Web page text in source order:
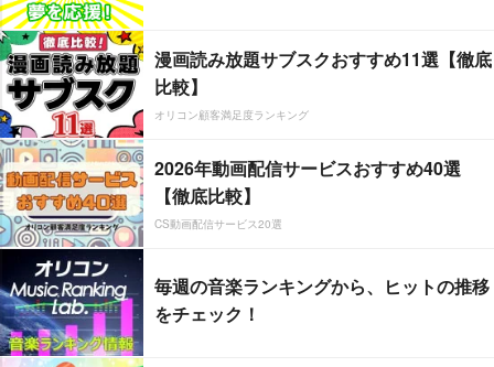
漫画読み放題サブスクおすすめ11選【徹底
比較】
オリコン顧客満足度ランキング
2026年動画配信サービスおすすめ40選
【徹底比較】
CS動画配信サービス20選
毎週の音楽ランキングから、ヒットの推移
をチェック！